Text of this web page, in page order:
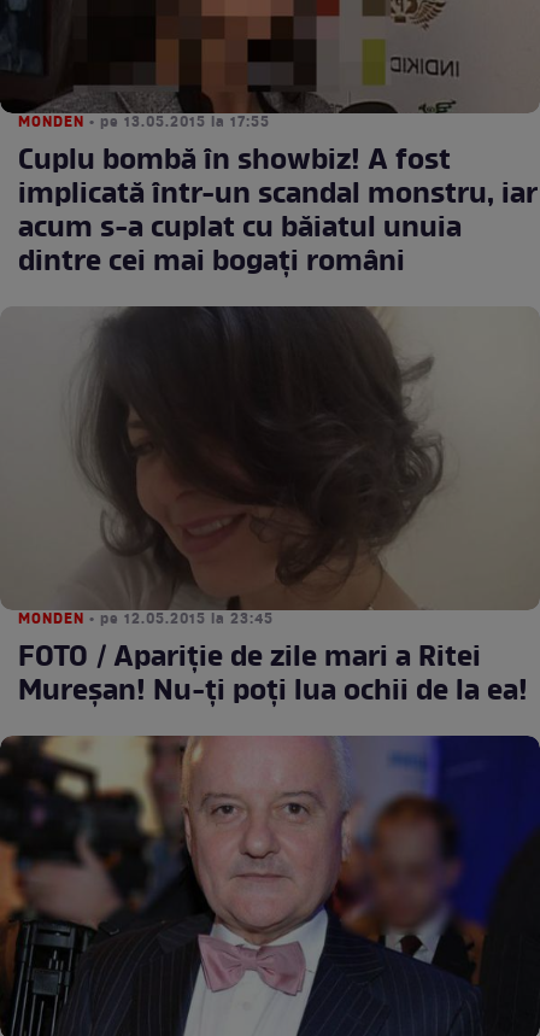
MONDEN • pe 13.05.2015 la 17:55
Cuplu bombă în showbiz! A fost
implicată într-un scandal monstru, iar
acum s-a cuplat cu băiatul unuia
dintre cei mai bogaţi români
MONDEN • pe 12.05.2015 la 23:45
FOTO / Apariţie de zile mari a Ritei
Mureşan! Nu-ţi poţi lua ochii de la ea!